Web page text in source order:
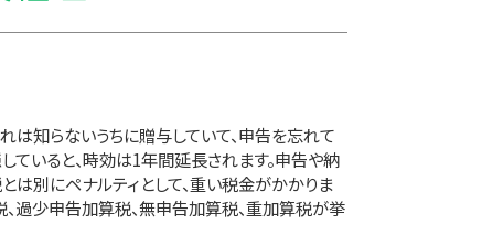
は知らないうちに贈与していて、申告を忘れて
ていると、時効は1年間延長されます。申告や納
は別にペナルティとして、重い税金がかかりま
、過少申告加算税、無申告加算税、重加算税が挙